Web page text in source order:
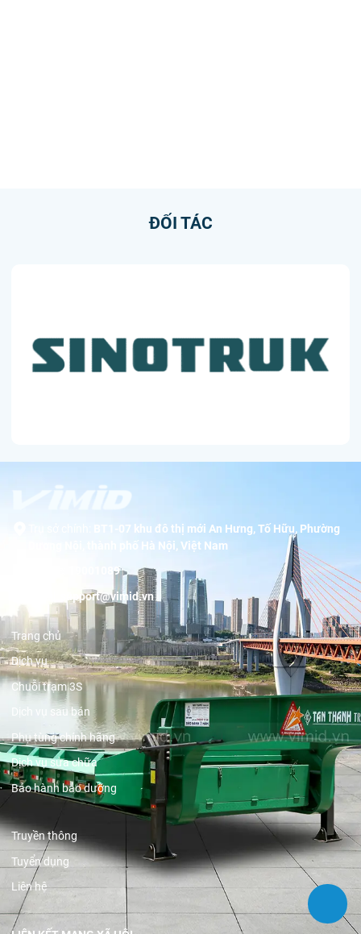
ĐỐI TÁC
BT1-07 khu đô thị mới An Hưng, Tố Hữu, Phường
Dương Nội, thành phố Hà Nội, Việt Nam
19001089
support@vimid.vn
Trang chủ
Dịch vụ
Chuỗi trạm 3S
Dịch vụ sau bán
Phụ tùng chính hãng
Dịch vụ sửa chữa
Bảo hành bảo dưỡng
Truyền thông
Tuyển dụng
Liên hệ